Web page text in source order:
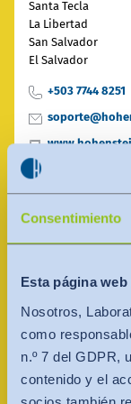
Consentimiento
Esta página
Nosotros,
como
n.º 7 del GDPR,
contenido y el
English
English
Việt Nam
Tiếng Việt
bahasa
中国
Santa Tecla
La Libertad
San Salvador
El Salvador
+503 7744 8251